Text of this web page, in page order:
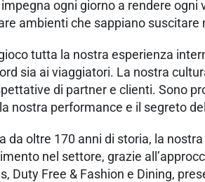
ogni giorno a rendere
ambienti che sappiano
tutta la nostra esperienza
sia ai viaggiatori. La nostra
di partner e clienti. Sono
nostra performance e il segreto
da oltre 170 anni di storia, la
nel settore, grazie
Duty Free & Fashion e Dining,